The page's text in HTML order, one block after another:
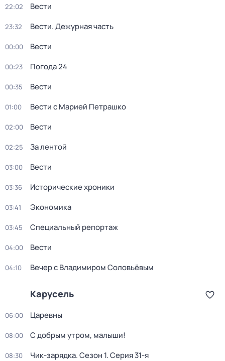
22:02 Вести
23:32 Вести. Дежурная часть
00:00 Вести
00:23 Погода 24
00:35 Вести
01:00 Вести с Марией Петрашко
02:00 Вести
02:25 За лентой
03:00 Вести
03:36 Исторические хроники
03:41 Экономика
03:45 Специальный репортаж
04:00 Вести
04:10 Вечер с Владимиром Соловьёвым
Карусель
06:00 Царевны
08:00 С добрым утром, малыши!
08:30 Чик-зарядка. Сезон 1. Серия 31-я